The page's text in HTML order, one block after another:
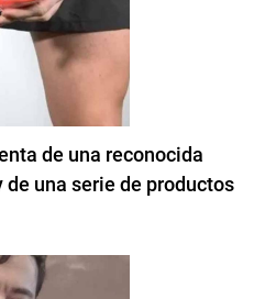
de una reconocida
una serie de productos